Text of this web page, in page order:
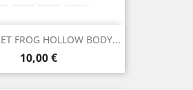
FROG HOLLOW BODY...
Preço
10,00 €